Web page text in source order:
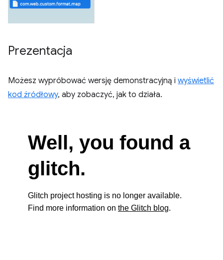
Prezentacja
Możesz wypróbować wersję demonstracyjną i wyświetlić
kod źródłowy, aby zobaczyć, jak to działa.